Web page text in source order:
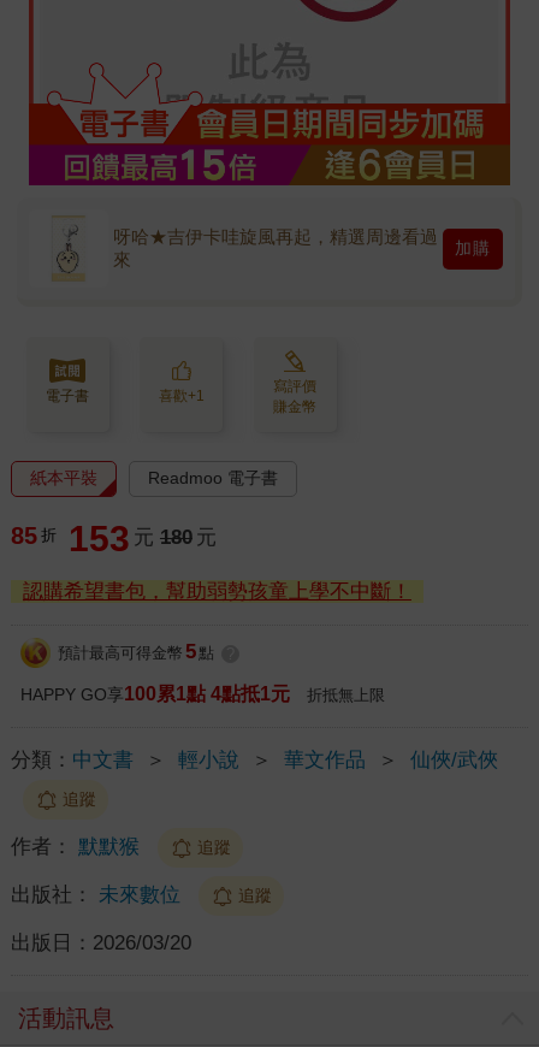
呀哈★吉伊卡哇旋風再起，精選周邊看過
來
加購
電子書 喜歡+1
寫評價
賺金幣
紙本平裝 Readmoo 電子書
85 折 153 元 180 元
認購希望書包，幫助弱勢孩童上學不中斷！
預計最高可得金幣 5 點
HAPPY GO享100累1點 4點抵1元 折抵無上限
分類： 中文書 ＞ 輕小說 ＞ 華文作品 ＞ 仙俠/武俠
追蹤
作者： 默默猴 追蹤
出版社： 未來數位 追蹤
出版日： 2026/03/20
活動訊息